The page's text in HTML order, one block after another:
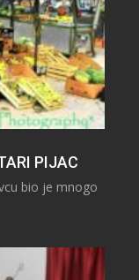
PIJAC
bio je mnogo